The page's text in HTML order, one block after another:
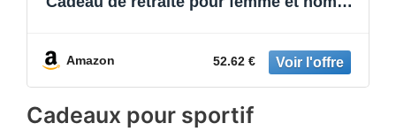
heureux souvenirs de retraite pour lui
Amazon 52.62 €
Cadeaux pour sportif